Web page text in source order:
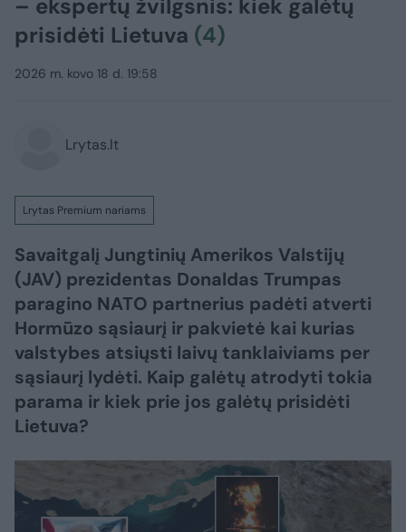
– ekspertų žvilgsnis: kiek galėtų
prisidėti Lietuva (4)
2026 m. kovo 18 d. 19:58
Lrytas.lt
Lrytas Premium nariams
Savaitgalį Jungtinių Amerikos Valstijų
(JAV) prezidentas Donaldas Trumpas
paragino NATO partnerius padėti atverti
Hormūzo sąsiaurį ir pakvietė kai kurias
valstybes atsiųsti laivų tanklaiviams per
sąsiaurį lydėti. Kaip galėtų atrodyti tokia
parama ir kiek prie jos galėtų prisidėti
Lietuva?